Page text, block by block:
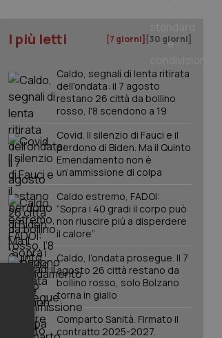
I più letti [7 giorni] [30 giorni]
Caldo, segnali di lenta ritirata
dell'ondata: il 7 agosto
restano 26 città da bollino
rosso, l'8 scendono a 19
Covid. Il silenzio di Fauci e il
perdono di Biden. Ma il Quinto
Emendamento non è
un’ammissione di colpa
Caldo estremo, FADOI:
“Sopra i 40 gradi il corpo può
non riuscire più a disperdere
il calore”
Caldo, l’ondata prosegue. Il 7
agosto 26 città restano da
bollino rosso, solo Bolzano
torna in giallo
Comparto Sanità. Firmato il
contratto 2025-2027.